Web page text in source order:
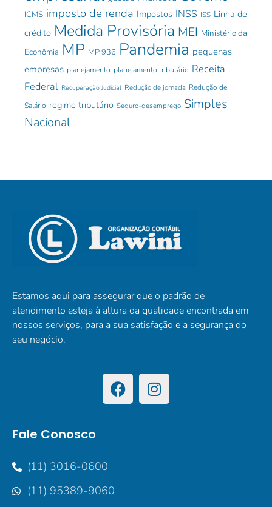
ICMS imposto de renda Impostos INSS ISS Linha de
crédito Medida Provisória MEI Ministério da
Econômia MP MP 936 Pandemia pequenas
empresas planejamento planejamento tributário Receita
Federal Recuperação Judicial Redução de jornada Redução de
Salário regime tributário Seguro-desemprego Simples
Nacional
Estamos aqui para assegurar que o padrão de
atendimento esteja à altura da qualidade encontrada em
nossos serviços, para a sua satisfação e a segurança do
seu negócio.
Fale Conosco
(11) 3016-0600
(11) 95389-9060